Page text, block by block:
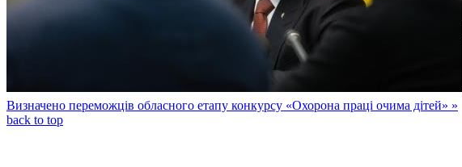
Визначено переможців обласного етапу конкурсу «Охорона праці очима дітей» »
back to top